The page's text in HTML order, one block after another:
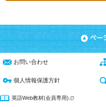
お問い合わせ
個人情報保護方針
英語Web教材(会員専用)